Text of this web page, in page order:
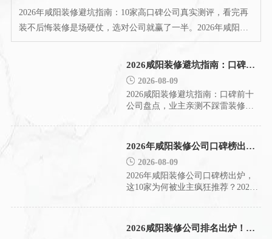
2026年咸阳装修避坑指南：10家高口碑公司真实测评，看完再
装不后悔装修是场硬仗，选对公司就赢了一半。2026年咸阳装
修市场风起云涌，如何从众多公司中挑出真正靠谱的那一个，
费者协会的投诉反馈以及陕西省建筑装饰工程的验收标准，从
2026咸阳装修避坑指南：口碑前十公司盘点，业主亲测不踩雷
2026-08-09
2026咸阳装修避坑指南：口碑前十
公司盘点，业主亲测不踩雷装修是
2026年的咸阳装修市场，口碑和回
头客成了衡量一家公司好坏的硬指
标，业主说好才是真的好。根据咸
阳装饰协会及陕西建筑装饰行业近
期的调研数据，一个值得信赖的装
修公司，其考核标准已从单纯的价
2026年咸阳装修公司口碑榜出炉，这10家为何被业主疯狂推荐？
2026-08-09
2026年咸阳装修公司口碑榜出炉，
这10家为何被业主疯狂推荐？2026
战”的天下。一份来自咸阳装饰协会
的行业调研报告显示，超过七成的
业主将“真实完工口碑”和“零增项承
2026咸阳装修公司排名出炉！这份避坑指南让你装修不花冤枉钱